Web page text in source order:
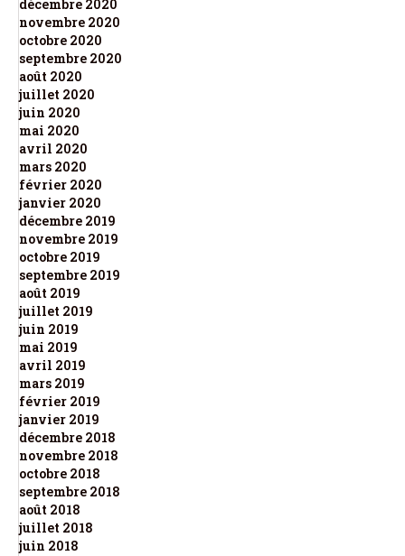
décembre 2020
novembre 2020
octobre 2020
septembre 2020
août 2020
juillet 2020
juin 2020
mai 2020
avril 2020
mars 2020
février 2020
janvier 2020
décembre 2019
novembre 2019
octobre 2019
septembre 2019
août 2019
juillet 2019
juin 2019
mai 2019
avril 2019
mars 2019
février 2019
janvier 2019
décembre 2018
novembre 2018
octobre 2018
septembre 2018
août 2018
juillet 2018
juin 2018